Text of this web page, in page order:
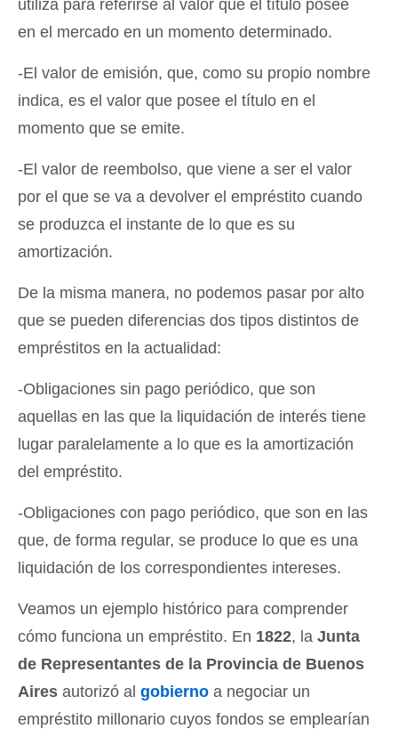
utiliza para referirse al valor que el título posee
en el mercado en un momento determinado.
-El valor de emisión, que, como su propio nombre
indica, es el valor que posee el título en el
momento que se emite.
-El valor de reembolso, que viene a ser el valor
por el que se va a devolver el empréstito cuando
se produzca el instante de lo que es su
amortización.
De la misma manera, no podemos pasar por alto
que se pueden diferencias dos tipos distintos de
empréstitos en la actualidad:
-Obligaciones sin pago periódico, que son
aquellas en las que la liquidación de interés tiene
lugar paralelamente a lo que es la amortización
del empréstito.
-Obligaciones con pago periódico, que son en las
que, de forma regular, se produce lo que es una
liquidación de los correspondientes intereses.
Veamos un ejemplo histórico para comprender
cómo funciona un empréstito. En 1822, la Junta
de Representantes de la Provincia de Buenos
Aires autorizó al gobierno a negociar un
empréstito millonario cuyos fondos se emplearían